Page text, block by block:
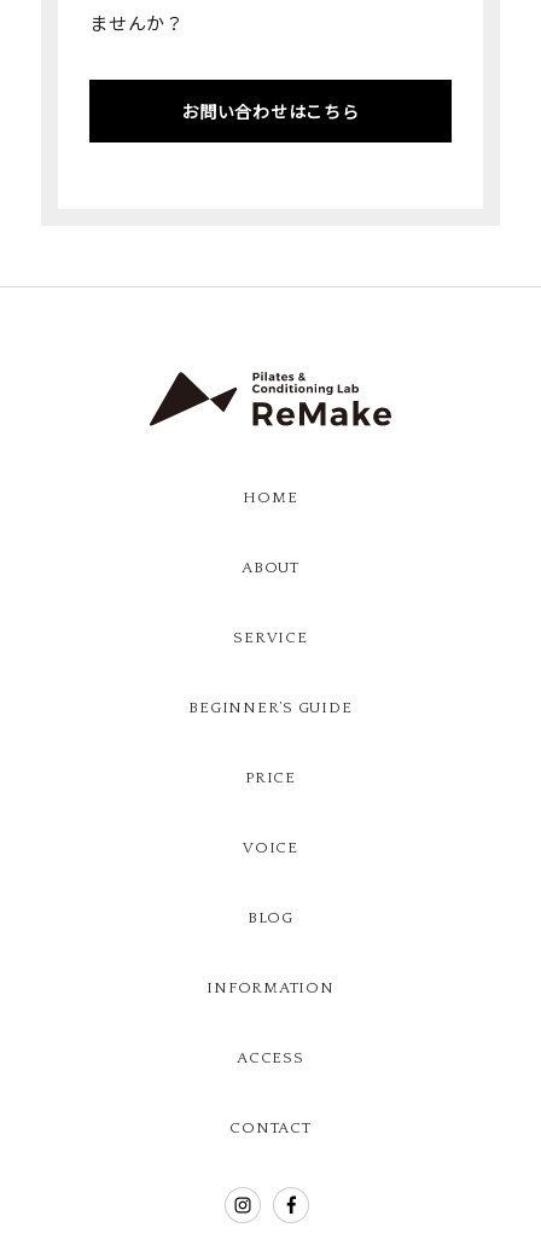
ませんか？
お問い合わせはこちら
HOME
ABOUT
SERVICE
BEGINNER’S GUIDE
PRICE
VOICE
BLOG
INFORMATION
ACCESS
CONTACT